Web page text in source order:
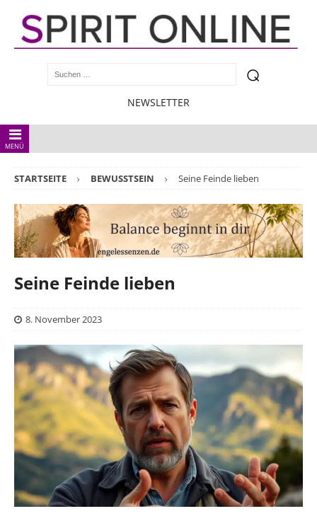
NEWSLETTER
MENÜ
STARTSEITE BEWUSSTSEIN Seine Feinde lieben
Seine Feinde lieben
8. November 2023